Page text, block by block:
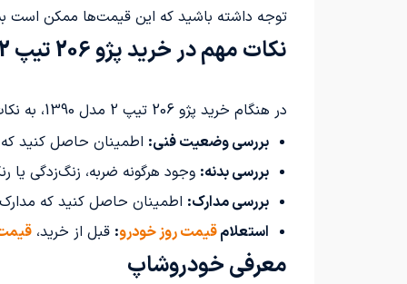
توجه داشته باشید که این قیمت‌ها ممکن است
نکات مهم در خرید پژو 206 تیپ 2 مدل 1390
در هنگام خرید پژو 206 تیپ 2 مدل 1390، به نکات زیر توجه کنید:
بررسی وضعیت فنی: اطمینان حاصل کنید
بررسی بدنه: وجود هرگونه ضربه، زنگ‌زدگی یا
بررسی مدارک: اطمینان حاصل کنید که
استعلامقیمت روز خودرو: قبل از خرید،
معرفی خودروشاپ